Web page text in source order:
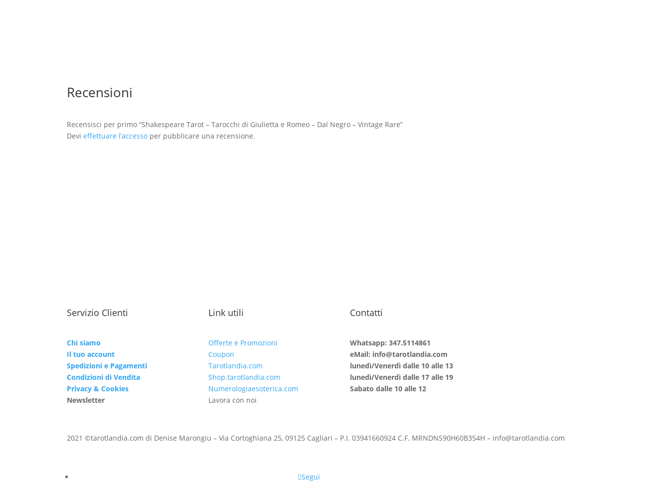
Recensioni
Recensisci per primo “Shakespeare Tarot – Tarocchi di Giulietta e Romeo – Dal Negro – Vintage Rare”
Devieffettuare l’accesso per pubblicare una recensione.
Servizio Clienti
Chi siamo
Il tuo account
Spedizioni e Pagamenti
Condizioni di Vendita
Privacy & Cookies
Newsletter
Link utili
Offerte e Promozioni
Coupon
Tarotlandia.com
Shop.tarotlandia.com
Numerologiaesoterica.com
Lavora con noi
Contatti
Whatsapp: 347.5114861
eMail: info@tarotlandia.com
lunedì/Venerdì dalle 10 alle 13
lunedì/Venerdì dalle 17 alle 19
Sabato dalle 10 alle 12
2021 ©tarotlandia.com di Denise Marongiu – Via Cortoghiana 25, 09125 Cagliari – P.I. 03941660924 C.F. MRNDNS90H60B354H – info@tarotlandia.com
Segui